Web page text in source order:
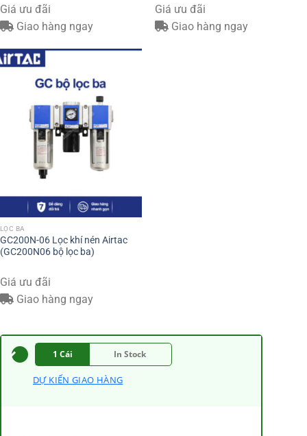
Giá ưu đãi
Giao hàng ngay
Giá ưu đãi
Giao hàng ngay
LỌC BA
GC200N-06 Lọc khí nén Airtac
(GC200N06 bộ lọc ba)
Giá ưu đãi
Giao hàng ngay
1 Cái In Stock
DỰ KIẾN GIAO HÀNG